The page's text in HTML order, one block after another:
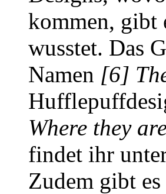
kommen, gibt
wusstet. Das
Namen [6]
Where they
findet ihr
Zudem gibt